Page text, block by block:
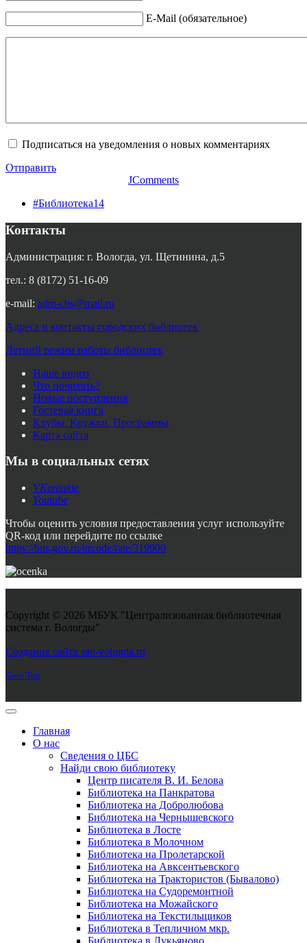
E-Mail (обязательное)
Подписаться на уведомления о новых комментариях
Отправить
JComments
#Библиотека14
Контакты
Администрация: г. Вологда, ул. Щетинина, д.5
тел.: 8 (8172) 51-16-09
e-mail: adm-cbs@mail.ru
Адреса и контакты городских библиотек
Летний режим работы библиотек
Наше видео
Что почитать?
Новые поступления
Гостевая книга
Клубы. Кружки. Программы
Карта сайта
Мы в социальных сетях
VKontakte
Youtube
Чтобы оценить условия предоставления услуг используйте
QR-код или перейдите по ссылке
https://bus.gov.ru/qrcode/rate/319900
Copyright © 2026 МБУК "Централизованная библиотечная
система г. Вологды"
Создание сайта sait-vologda.ru
Goto Top
Главная
О нас
Сведения о ЦБС
Найди свою библиотеку
Центр писателя В. И. Белова
Библиотека на Панкратова
Библиотека на Добролюбова
Библиотека на Чернышевского
Библиотека в Лосте
Библиотека в Молочном
Библиотека на Пролетарской
Библиотека на Авксентьевского
Библиотека на Трактористов (Бывалово)
Библиотека на Судоремонтной
Библиотека на Можайского
Библиотека на Текстильщиков
Библиотека в Тепличном мкр.
Библиотека в Лукьяново